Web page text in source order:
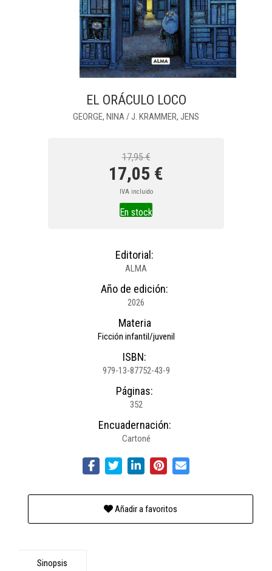
EL ORÁCULO LOCO
GEORGE, NINA/J. KRAMMER, JENS
17,95 €
17,05 €
IVA incluido
En stock
Editorial:
ALMA
Año de edición:
2026
Materia
Ficción infantil/juvenil
ISBN:
979-13-87752-43-9
Páginas:
352
Encuadernación:
Cartoné
Añadir a favoritos
Sinopsis